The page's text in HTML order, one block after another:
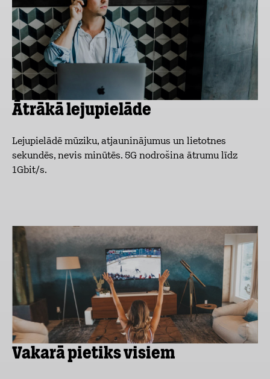
Ātrākā lejupielāde
Lejupielādē mūziku, atjauninājumus un lietotnes
sekundēs, nevis minūtēs. 5G nodrošina ātrumu līdz
1Gbit/s.
Vakarā pietiks visiem